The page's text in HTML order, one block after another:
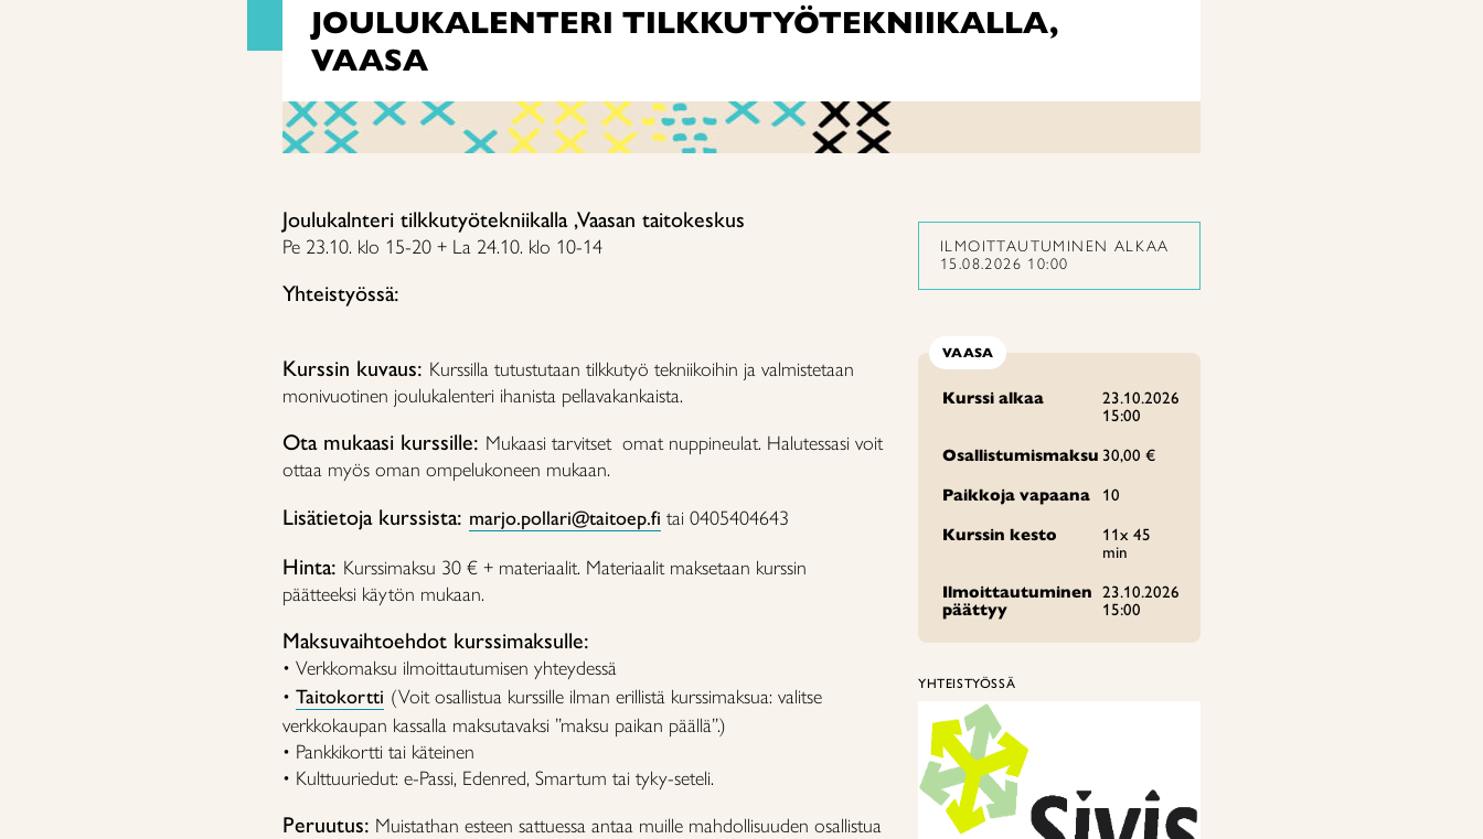
JOULUKALENTERI TILKKUTYÖTEKNIIKALLA,
VAASA
Joulukalnteri tilkkutyötekniikalla ,Vaasan taitokeskus
Pe 23.10. klo 15-20 + La 24.10. klo 10-14
Yhteistyössä:
Kurssin kuvaus: Kurssilla tutustutaan tilkkutyö tekniikoihin ja valmistetaan
monivuotinen joulukalenteri ihanista pellavakankaista.
Ota mukaasi kurssille: Mukaasi tarvitset omat nuppineulat. Halutessasi voit
ottaa myös oman ompelukoneen mukaan.
Lisätietoja kurssista: marjo.pollari@taitoep.fi tai 0405404643
Hinta: Kurssimaksu 30 € + materiaalit. Materiaalit maksetaan kurssin
päätteeksi käytön mukaan.
Maksuvaihtoehdot kurssimaksulle:
• Verkkomaksu ilmoittautumisen yhteydessä
• Taitokortti (Voit osallistua kurssille ilman erillistä kurssimaksua: valitse
verkkokaupan kassalla maksutavaksi ”maksu paikan päällä”.)
• Pankkikortti tai käteinen
• Kulttuuriedut: e-Passi, Edenred, Smartum tai tyky-seteli.
Peruutus: Muistathan esteen sattuessa antaa muille mahdollisuuden osallistua
ILMOITTAUTUMINEN ALKAA
15.08.2026 10:00
VAASA
Kurssi alkaa
23.10.2026
15:00
Osallistumismaksu 30,00 €
Paikkoja vapaana
10
Kurssin kesto
11x 45
min
Ilmoittautuminen
päättyy
23.10.2026
15:00
YHTEISTYÖSSÄ